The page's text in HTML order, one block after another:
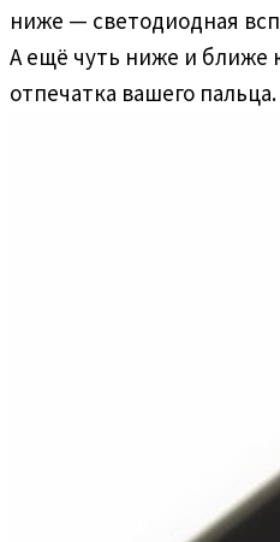
ниже — светодиодная
А ещё чуть ниже и ближе
отпечатка вашего пальца.